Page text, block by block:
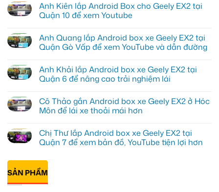
Anh Kiên lắp Android Box cho Geely EX2 tại
Quận 10 để xem Youtube
bình
luận
ở
lắp
Android
Box
EX2
tại
Quận
xem
Youtube
Anh Quang lắp Android box xe Geely EX2 tại
Quận Gò Vấp để xem YouTube và dẫn đường
bình
luận
ở
lắp
Android
box
EX2
tại
Quận
xem
YouTube
và
Anh Khải lắp Android box xe Geely EX2 tại
Quận 6 để nâng cao trải nghiệm lái
bình
luận
ở
lắp
Android
box
EX2
tại
Quận
6
Cô Thảo gắn Android box xe Geely EX2 ở Hóc
Môn để lái xe thoải mái hơn
bình
luận
ở
gắn
Android
box
xe
Chị Thư lắp Android box xe Geely EX2 tại
Quận 7 để xem bản đồ, YouTube tiện lợi hơn
có
luận
ở
Chị
SẢN PHẨM